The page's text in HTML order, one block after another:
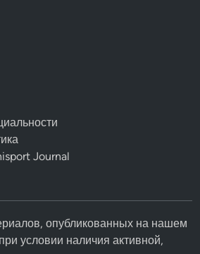
Journal
опубликованных на нашем
условии наличия активной,